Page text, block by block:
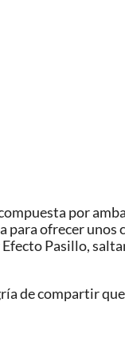
por
para ofrecer
Pasillo,
de compartir